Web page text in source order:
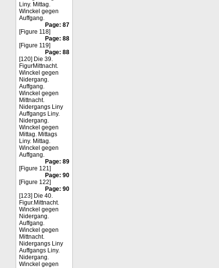
Liny. Mittag.
Winckel gegen
Auffgang.
Page: 87
[Figure 118]
Page: 88
[Figure 119]
Page: 88
[120] Die 39.
FigurMittnacht.
Winckel gegen
Nidergang.
Auffgang.
Winckel gegen
Mittnacht.
Nidergangs Liny
Auffgangs Liny.
Nidergang.
Winckel gegen
Mittag. Mittags
Liny. Mittag.
Winckel gegen
Auffgang.
Page: 89
[Figure 121]
Page: 90
[Figure 122]
Page: 90
[123] Die 40.
Figur.Mittnacht.
Winckel gegen
Nidergang.
Auffgang.
Winckel gegen
Mittnacht.
Nidergangs Liny
Auffgangs Liny.
Nidergang.
Winckel gegen